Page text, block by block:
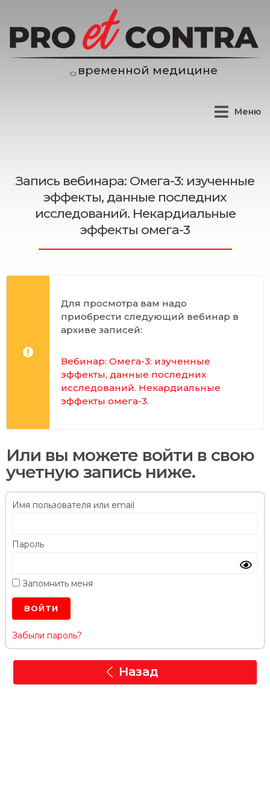
е менной медицине
Меню
Запись вебинара: Омега-3: изученные
эффекты, данные последних
исследований. Некардиальные
эффекты омега-3
Для просмотра вам надо
приобрести следующий вебинар в
архиве записей:
Вебинар: Омега-3: изученные
эффекты, данные последних
исследований. Некардиальные
эффекты омега-3.
Или вы можете войти в свою
учетную запись ниже.
Имя пользователя или email
Пароль
Запомнить меня
Забыли пароль?
Назад